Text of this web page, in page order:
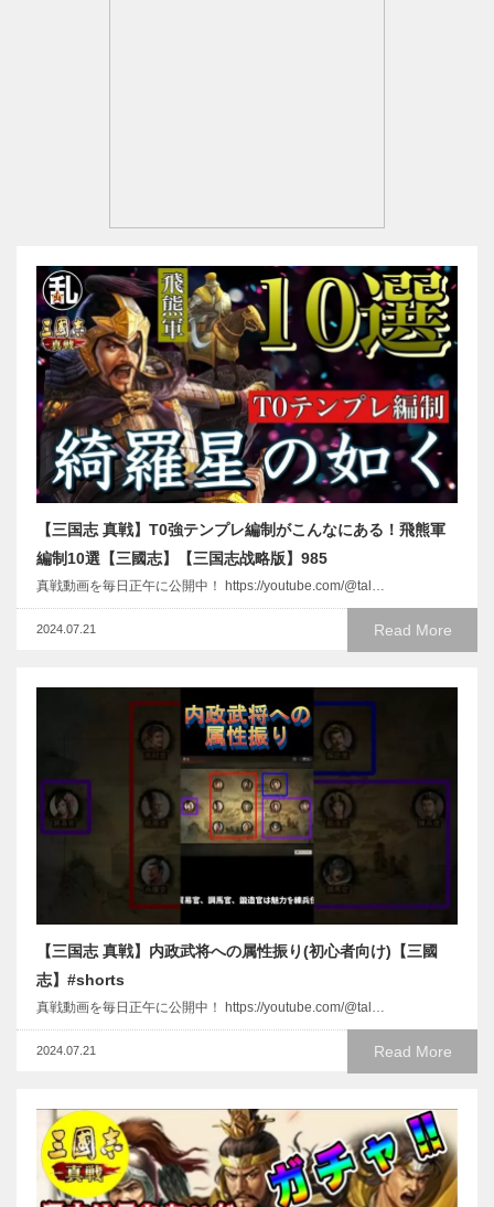
【三国志 真戦】T0強テンプレ編制がこんなにある！飛熊軍
編制10選【三國志】【三国志战略版】985
真戦動画を毎日正午に公開中！ https://youtube.com/@tal…
Read More
2024.07.21
【三国志 真戦】内政武将への属性振り(初心者向け)【三國
志】#shorts
真戦動画を毎日正午に公開中！ https://youtube.com/@tal…
Read More
2024.07.21